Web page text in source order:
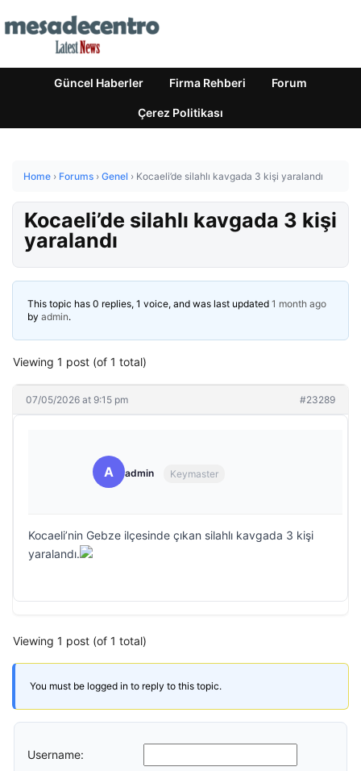
Güncel Haberler Firma Rehberi Forum
Çerez Politikası
Home › Forums › Genel › Kocaeli’de silahlı kavgada 3 kişi yaralandı
Kocaeli’de silahlı kavgada 3 kişi
yaralandı
This topic has 0 replies, 1 voice, and was last updated 1 month ago
by admin.
Viewing 1 post (of 1 total)
07/05/2026 at 9:15 pm #23289
A admin Keymaster
Kocaeli’nin Gebze ilçesinde çıkan silahlı kavgada 3 kişi
yaralandı.
Viewing 1 post (of 1 total)
You must be logged in to reply to this topic.
Username: